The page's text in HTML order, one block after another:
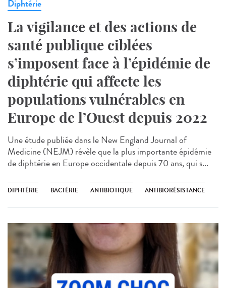
Diphtérie
La vigilance et des actions de
santé publique ciblées
s’imposent face à l’épidémie de
diphtérie qui affecte les
populations vulnérables en
Europe de l’Ouest depuis 2022
Une étude publiée dans le New England Journal of
Medicine (NEJM) révèle que la plus importante épidémie
de diphtérie en Europe occidentale depuis 70 ans, qui s...
DIPHTÉRIE BACTÉRIE ANTIBIOTIQUE ANTIBIORÉSISTANCE